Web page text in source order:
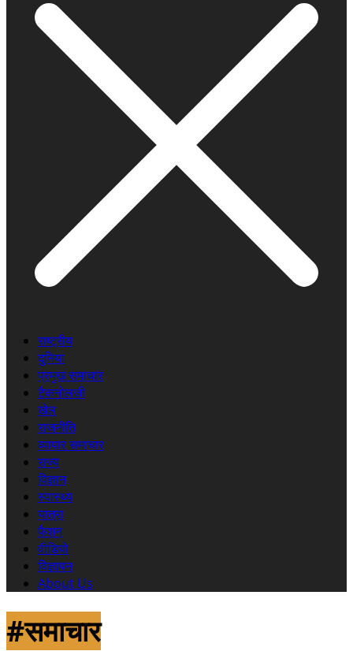
राष्ट्रीय
दुनिया
प्रमुख समाचार
टैकनोलजी
खेल
राजनीति
व्यापार समाचार
राज्य
विज्ञान
स्वास्थ्य
यात्रा
फैशन
वीडियो
विज्ञापन
About Us
#समाचार